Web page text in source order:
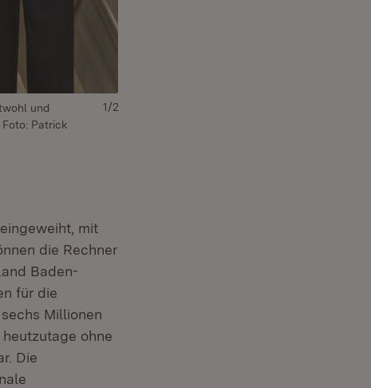
und
Patrick
1/2
mit
die Rechner
Baden-
für die
Millionen
ohne
Die